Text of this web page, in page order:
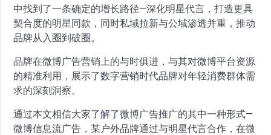
中找到了一条确定的增长路径—深化明星代言，打造更具
契合度的明星同款，同时私域拉新与公域渗透并重，推动
品牌从入圈到破圈。
品牌在微博广告营销上的与时俱进，与其对微博平台资源
的精准利用，展示了数字营销时代品牌对年轻消费群体需
求的深刻洞察。
通过本文相信大家了解了微博广告推广的其中一种形式—
微博信息流广告，某户外品牌通过与明星代言合作，在微